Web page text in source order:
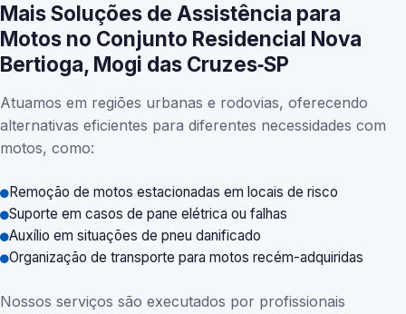
Mais Soluções de Assistência para
Motos no Conjunto Residencial Nova
Bertioga, Mogi das Cruzes‑SP
Atuamos em regiões urbanas e rodovias, oferecendo
alternativas eficientes para diferentes necessidades com
motos, como:
Remoção de motos estacionadas em locais de risco
Suporte em casos de pane elétrica ou falhas
Auxílio em situações de pneu danificado
Organização de transporte para motos recém-adquiridas
Nossos serviços são executados por profissionais